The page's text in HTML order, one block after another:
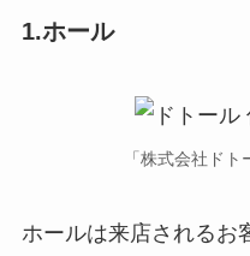
1.ホール
「株式会社ド
ホールは来店されるお